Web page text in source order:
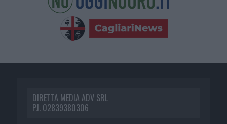
DIRETTA MEDIA ADV SRL
P.I. 02839380306